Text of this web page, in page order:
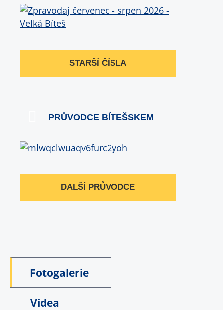
STARŠÍ ČÍSLA
PRŮVODCE BÍTEŠSKEM
DALŠÍ PRŮVODCE
Fotogalerie
Videa